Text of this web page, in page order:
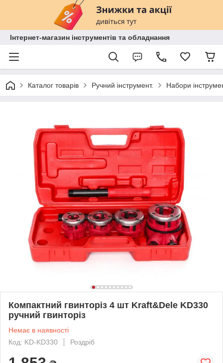
Інтернет-магазин інструментів та обладнання
Каталог товарів Ручний інструмент. Набори
Компактний гвинторіз 4 шт Kraft&Dele KD330
ручний гвинторіз
Немає в наявності
Код: KD-KD330
Роздріб